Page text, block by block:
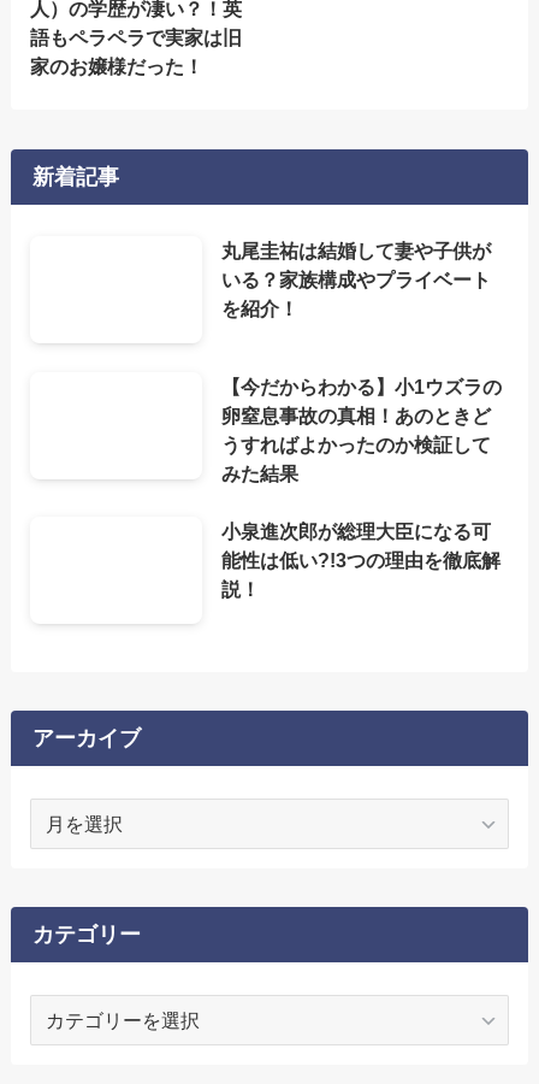
人）の学歴が凄い？！英
語もペラペラで実家は旧
家のお嬢様だった！
新着記事
丸尾圭祐は結婚して妻や子供が
いる？家族構成やプライベート
を紹介！
【今だからわかる】小1ウズラの
卵窒息事故の真相！あのときど
うすればよかったのか検証して
みた結果
小泉進次郎が総理大臣になる可
能性は低い?!3つの理由を徹底解
説！
アーカイブ
イ
ブ
カテゴリー